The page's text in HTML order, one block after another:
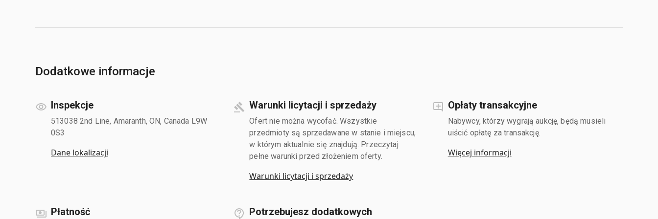
Dodatkowe informacje
Inspekcje
513038 2nd Line, Amaranth, ON, Canada L9W
0S3
Dane lokalizacji
Warunki licytacji i sprzedaży
Ofert nie można wycofać. Wszystkie
przedmioty są sprzedawane w stanie i miejscu,
w którym aktualnie się znajdują. Przeczytaj
pełne warunki przed złożeniem oferty.
Warunki licytacji i sprzedaży
Opłaty transakcyjne
Nabywcy, którzy wygrają aukcję, będą musieli
uiścić opłatę za transakcję.
Więcej informacji
Płatność
Potrzebujesz dodatkowych